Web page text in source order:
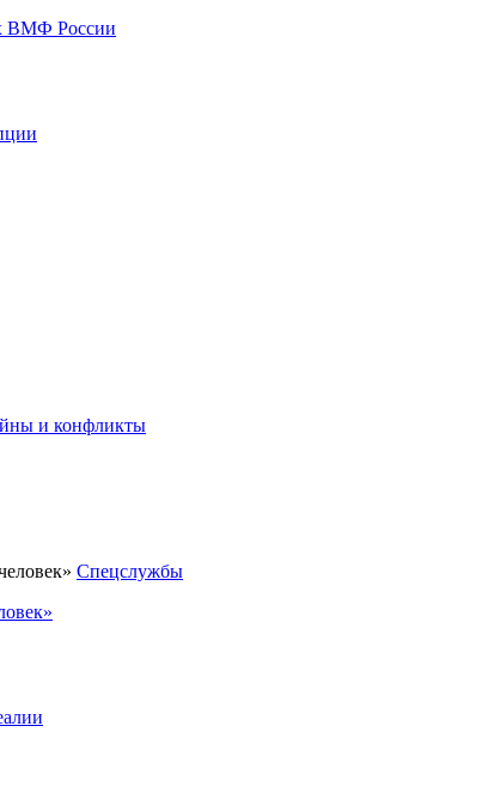
ВМФ России
и конфликты
Спецслужбы